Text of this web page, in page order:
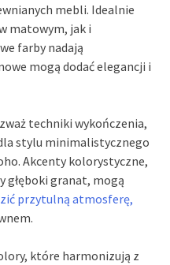
mebli. Idealnie
matowym, jak i
farby nadają
mogą dodać elegancji i
techniki wykończenia,
stylu minimalistycznego
Akcenty kolorystyczne,
głęboki granat, mogą
przytulną atmosferę,
które harmonizują z